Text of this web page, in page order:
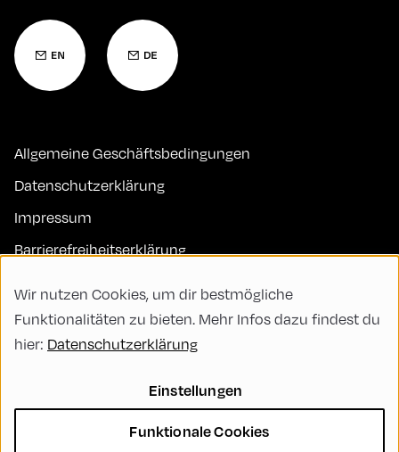
Allgemeine Geschäftsbedingungen
Datenschutzerklärung
Impressum
Barrierefreiheitserklärung
FAQs
Code of Conduct
Nachhaltigkeit
Vielfalt, Gleichberechtigung und Inklusion
Wir nutzen Cookies, um dir bestmögliche
Funktionalitäten zu bieten. Mehr Infos dazu findest du
hier: Datenschutzerklärung
Einstellungen
Funktionale Cookies